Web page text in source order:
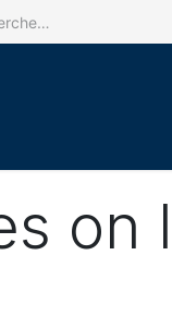
on